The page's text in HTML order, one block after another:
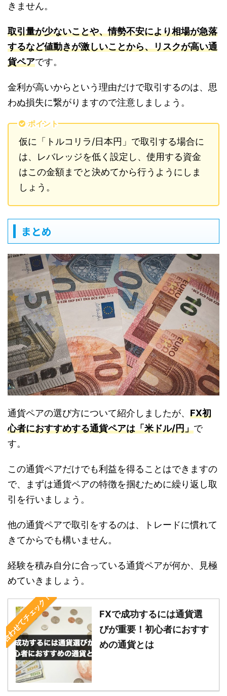
きません。
取引量が少ないことや、情勢不安により相場が急落
するなど値動きが激しいことから、リスクが高い通
貨ペアです。
金利が高いからという理由だけで取引するのは、思
わぬ損失に繋がりますので注意しましょう。
ポイント
仮に「トルコリラ/日本円」で取引する場合に
は、レバレッジを低く設定し、使用する資金
はこの金額までと決めてから行うようにしま
しょう。
まとめ
通貨ペアの選び方について紹介しましたが、 FX初
心者におすすめする通貨ペアは「米ドル/円」で
す。
この通貨ペアだけでも利益を得ることはできますの
で、まずは通貨ペアの特徴を掴むために繰り返し取
引を行いましょう。
他の通貨ペアで取引をするのは、トレードに慣れて
きてからでも構いません。
経験を積み自分に合っている通貨ペアが何か、見極
めていきましょう。
合わせてチェック！
FXで成功するには通貨選
びが重要！初心者におすす
めの通貨とは